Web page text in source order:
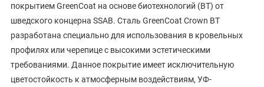
покрытием GreenCoat на основе биотехнологий (BT) от
шведского концерна SSAB. Сталь GreenCoat Crown BT
разработана специально для использования в кровельных
профилях или черепице с высокими эстетическими
требованиями. Данное покрытие имеет исключительную
цветостойкость к атмосферным воздействиям, УФ-